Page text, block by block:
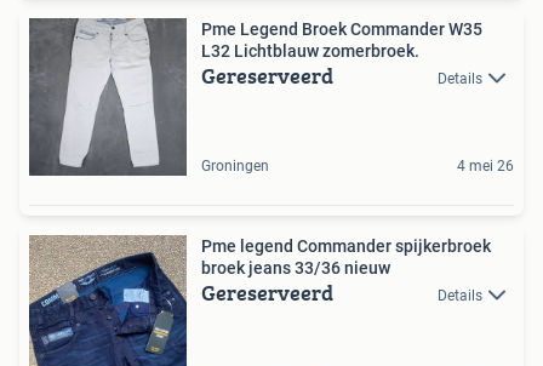
Pme Legend Broek Commander W35
L32 Lichtblauw zomerbroek.
Gereserveerd Details
Groningen 4 mei 26
Pme legend Commander spijkerbroek
broek jeans 33/36 nieuw
Gereserveerd Details